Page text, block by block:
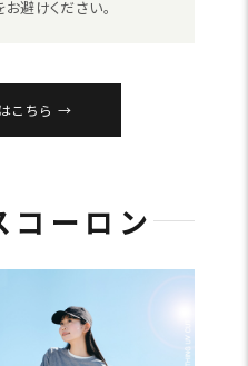
避けください。
こちら
コーロン